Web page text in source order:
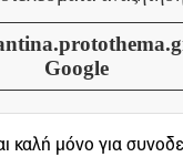
Google
καλή μόνο για